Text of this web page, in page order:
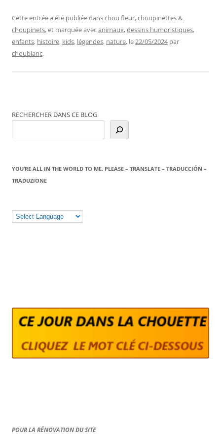
Cette entrée a été publiée danschou fleur,choupinettes &
choupinets, et marquée avecanimaux,dessins humoristiques,
enfants, histoire, kids, légendes, nature, le22/05/2024 par
choublanc.
RECHERCHER DANS CE BLOG
YOU’RE ALL IN THE WORLD TO ME. PLEASE – TRANSLATE – TRADUCCIÓN –
TRADUZIONE
POUR LA RÉNOVATION DU SITE